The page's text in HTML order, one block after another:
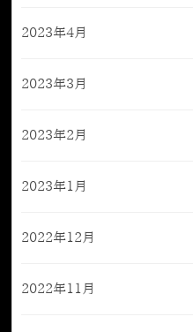
2023年4月
2023年3月
2023年2月
2023年1月
2022年12月
2022年11月